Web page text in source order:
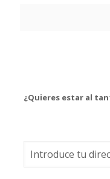
¿Quieres estar al